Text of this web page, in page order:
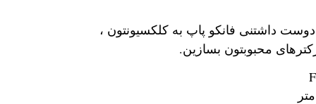
داشتنی فانکو پاپ به کلکسیونتون ،
محبوبتون بسازین.